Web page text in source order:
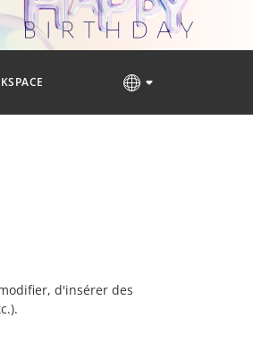
d'insérer des